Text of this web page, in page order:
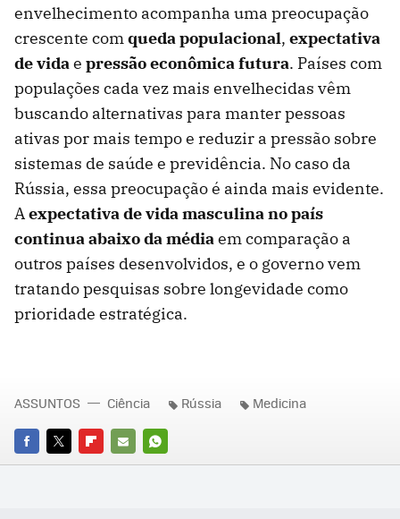
envelhecimento acompanha uma preocupação
crescente comqueda populacional, expectativa
de vidae pressão econômica futura. Países com
populações cada vez mais envelhecidas vêm
buscando alternativas para manter pessoas
ativas por mais tempo e reduzir a pressão sobre
sistemas de saúde e previdência. No caso da
Rússia, essa preocupação é ainda mais evidente.
Aexpectativa de vida masculina no país
continua abaixo da médiaem comparação a
outros países desenvolvidos, e o governo vem
tratando pesquisas sobre longevidade como
prioridade estratégica.
FACEBOOK
TWITTERFLIPBOARD
E-
WHATSAPP
ASSUNTOS Ciência Rússia Medicina